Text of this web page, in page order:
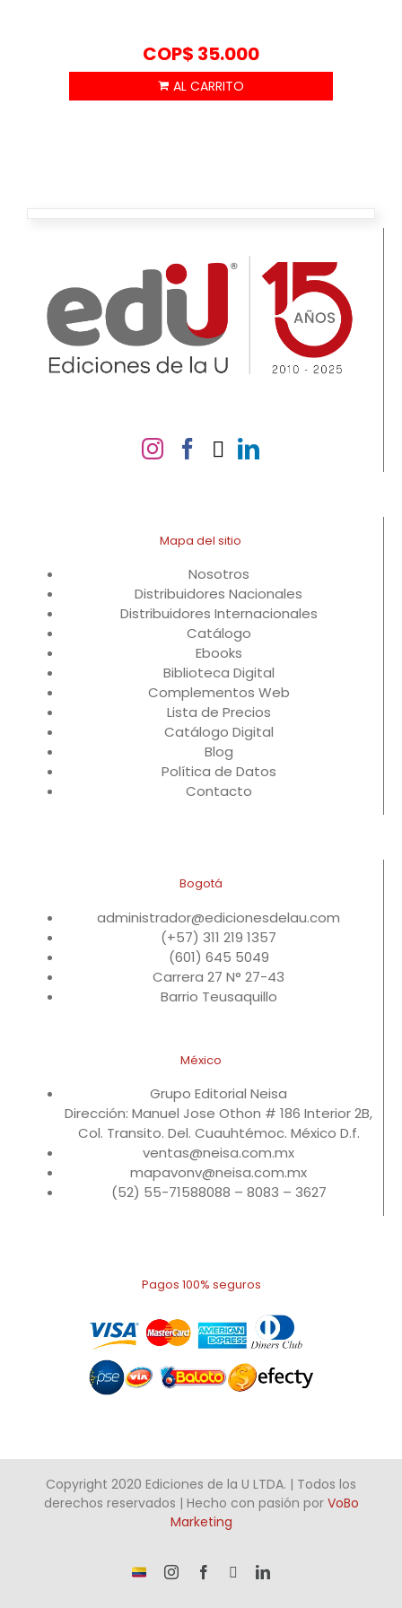
COP$ 35.000
Mapa del sitio
Nosotros
Distribuidores Nacionales
Distribuidores Internacionales
Catálogo
Ebooks
Biblioteca Digital
Complementos Web
Lista de Precios
Catálogo Digital
Blog
Política de Datos
Contacto
Bogotá
administrador@edicionesdelau.com
(+57) 311 219 1357
(601) 645 5049
Carrera 27 N° 27-43
Barrio Teusaquillo
México
Grupo Editorial Neisa
Dirección: Manuel Jose Othon # 186 Interior 2B,
Col. Transito. Del. Cuauhtémoc. México D.f.
ventas@neisa.com.mx
mapavonv@neisa.com.mx
(52) 55-71588088 – 8083 – 3627
Pagos 100% seguros
Copyright 2020 Ediciones de la U LTDA. | Todos los
derechos reservados | Hecho con pasión por VoBo
Marketing
¡Somos InstagramFacebook LinkedIn